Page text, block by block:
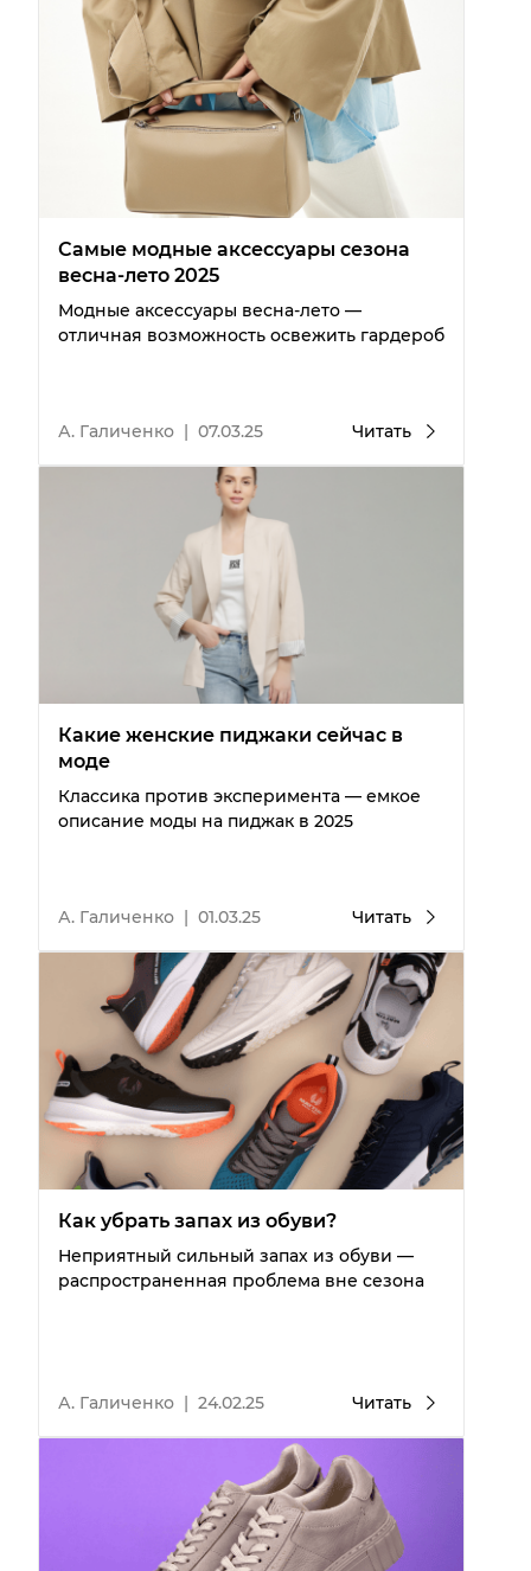
Самые модные аксессуары сезона
весна-лето 2025
Модные аксессуары весна-лето —
отличная возможность освежить гардероб
А. Галиченко | 07.03.25 Читать
Какие женские пиджаки сейчас в
моде
Классика против эксперимента — емкое
описание моды на пиджак в 2025
А. Галиченко | 01.03.25 Читать
Как убрать запах из обуви?
Неприятный сильный запах из обуви —
распространенная проблема вне сезона
А. Галиченко | 24.02.25 Читать